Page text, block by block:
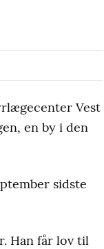
Vest
en by i den
sidste
Han får lov til